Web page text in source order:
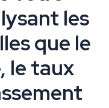
les
que le
le taux